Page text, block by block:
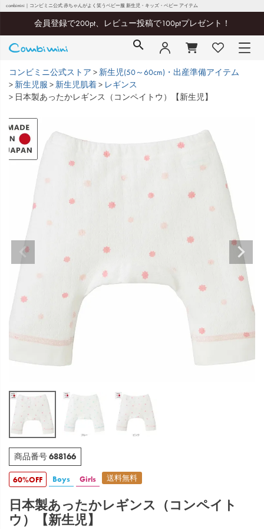
combimini｜コンビミニ公式 赤ちゃんがよく笑うベビー服 新生児・キッズ・ベビー アイテム
会員登録で200pt、レビュー投稿で100ptプレゼント！
コンビミニ公式ストア
新生児(50～60cm)・出産準備アイテム
新生児服
新生児肌着
レギンス
日本製あったかレギンス（コンペイトウ）【新生児】
商品番号688166
60%OFF Boys Girls 送料無料
日本製あったかレギンス（コンペイト
ウ）【新生児】